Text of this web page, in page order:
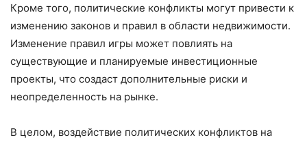
Кроме того, политические конфликты могут привести к
изменению законов и правил в области недвижимости.
Изменение правил игры может повлиять на
существующие и планируемые инвестиционные
проекты, что создаст дополнительные риски и
неопределенность на рынке.
В целом, воздействие политических конфликтов на